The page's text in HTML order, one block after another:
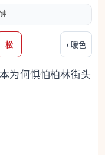
松 ◐ 暖色
为何惧怕柏林街头